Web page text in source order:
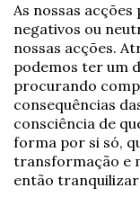
As nossas
negativos ou
nossas acções.
podemos ter um
procurando
consequências
consciência de
forma por si só,
transformação e
então tranquilizar